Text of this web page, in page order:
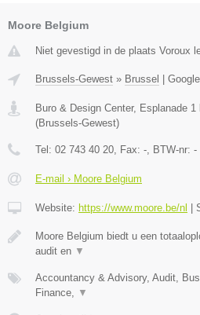
Moore Belgium
Niet gevestigd in de plaats Voroux
Brussels-Gewest » Brussel |
Buro & Design Center, Esplanade 1
(Brussels-Gewest)
Tel: 02 743 40 20 , Fax: - , BTW-nr: -
E-mail › Moore Belgium
Website: https://www.moore.be/nl |
Moore Belgium biedt u een
audit en ▼
Accountancy & Advisory, Audit,
Finance,
▼